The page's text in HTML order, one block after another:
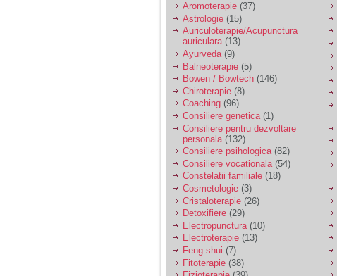
Sunt casatorita, am
31 de ani si un copil in
varsta de 2 ani care
mi-e lumina ochilor.
De ceva timp simt ca
mi s-a adunat
oboseala, o oboseala
cronica de care nu pot
scapa si simt ca din
cauza ei nu pot
controla nervii si
cateodata are copilul
de suferit.
Am o bariera peste
care nu pot trece:
prietena mea a ramas
insarcinata cu o fata.
Am fost de comun
acord sa facem un
copil, cu gandul ca e
baiat.
Aromoterapie (37)
Astrologie (15)
Auriculoterapie/Acupunctura
auriculara(13)
Ayurveda(9)
Balneoterapie (5)
Bowen / Bowtech (146)
Chiroterapie (8)
Coaching (96)
Consiliere genetica(1)
Consiliere pentru dezvoltare
personala (132)
Consiliere psihologica(82)
Consiliere vocationala (54)
Constelatii familiale (18)
Cosmetologie (3)
Cristaloterapie (26)
Detoxifiere (29)
Electropunctura (10)
Electroterapie (13)
Feng shui (7)
Fitoterapie (38)